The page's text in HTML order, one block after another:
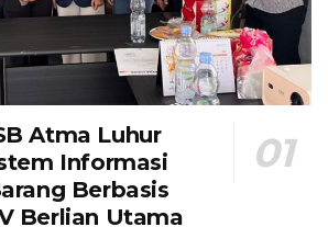
Atma Luhur
Informasi
Berbasis
Berlian Utama​